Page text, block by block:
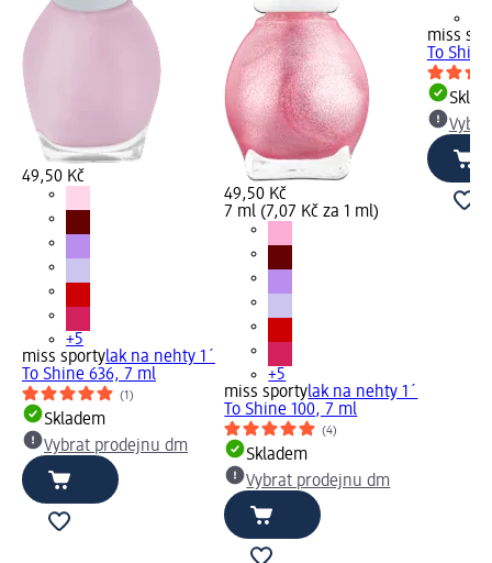
49,50 Kč
+5
miss sportylak na nehty 1´
To Shine 636, 7 ml
(1)
Skladem
Vybrat prodejnu dm
49,50 Kč
7 ml (7,07 Kč za 1 ml)
+5
miss sportylak na nehty 1´
To Shine 100, 7 ml
(4)
Skladem
Vybrat prodejnu dm
miss
To